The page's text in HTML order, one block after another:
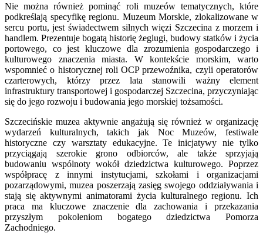
Nie można również pominąć roli muzeów tematycznych, które
podkreślają specyfikę regionu. Muzeum Morskie, zlokalizowane w
sercu portu, jest świadectwem silnych więzi Szczecina z morzem i
handlem. Prezentuje bogatą historię żeglugi, budowy statków i życia
portowego, co jest kluczowe dla zrozumienia gospodarczego i
kulturowego znaczenia miasta. W kontekście morskim, warto
wspomnieć o historycznej roli OCP przewoźnika, czyli operatorów
czarterowych, którzy przez lata stanowili ważny element
infrastruktury transportowej i gospodarczej Szczecina, przyczyniając
się do jego rozwoju i budowania jego morskiej tożsamości.
Szczecińskie muzea aktywnie angażują się również w organizację
wydarzeń kulturalnych, takich jak Noc Muzeów, festiwale
historyczne czy warsztaty edukacyjne. Te inicjatywy nie tylko
przyciągają szerokie grono odbiorców, ale także sprzyjają
budowaniu wspólnoty wokół dziedzictwa kulturowego. Poprzez
współpracę z innymi instytucjami, szkołami i organizacjami
pozarządowymi, muzea poszerzają zasięg swojego oddziaływania i
stają się aktywnymi animatorami życia kulturalnego regionu. Ich
praca ma kluczowe znaczenie dla zachowania i przekazania
przyszłym pokoleniom bogatego dziedzictwa Pomorza
Zachodniego.